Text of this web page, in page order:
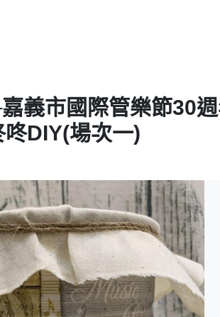
義市國際管樂節30週
DIY(場次一)